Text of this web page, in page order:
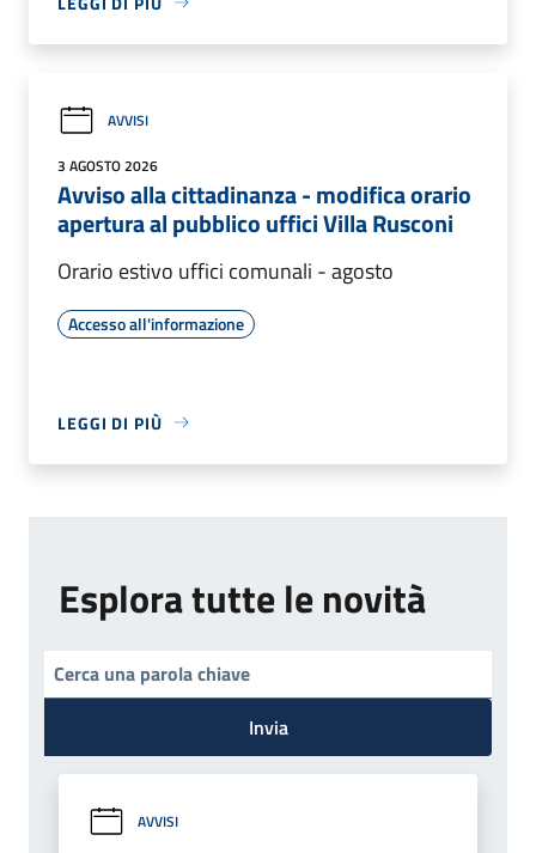
AVVISI
3 AGOSTO 2026
Avviso alla cittadinanza - modifica orario
apertura al pubblico uffici Villa Rusconi
Orario estivo uffici comunali - agosto
Accesso all'informazione
LEGGI DI PIÙ
Esplora tutte le novità
Invia
AVVISI